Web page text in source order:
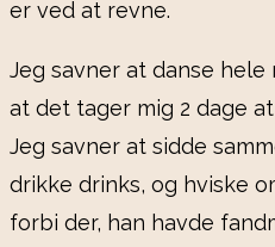
er ved at revne.
Jeg savner at danse
at det tager mig 2 dage
Jeg savner at sidde
drikke drinks, og hviske
forbi der, han havde